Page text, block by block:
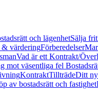
och lägenhetSälja
värderingFörberedelser
Vad är ett Kontrakt/
mot väsentliga fel
KontraktTillträdeDitt
av bostadsrätt och fastighet